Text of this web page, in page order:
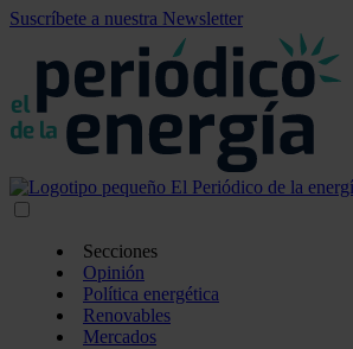
Suscríbete a nuestra Newsletter
Secciones
Opinión
Política energética
Renovables
Mercados